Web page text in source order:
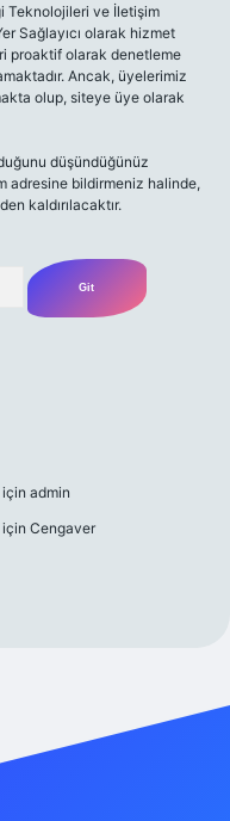
Teknolojileri ve İletişim
Sağlayıcı olarak hizmet
proaktif olarak denetleme
Ancak, üyelerimiz
olup, siteye üye olarak
düşündüğünüz
adresine bildirmeniz halinde,
kaldırılacaktır.
için admin
için Cengaver
betexper.xyz